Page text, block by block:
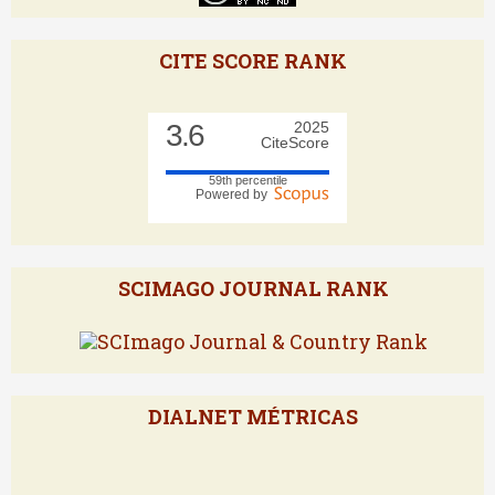
CITE SCORE RANK
3.6
2025
CiteScore
59th percentile
Powered by
SCIMAGO JOURNAL RANK
DIALNET MÉTRICAS